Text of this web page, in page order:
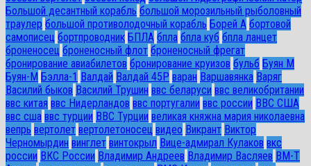
Большой десантный корабль большой морозильный рыболовный
траулер большой противолодочный корабль Борей А бортовой
самописец бортпроводник БПЛА бпла бпла куб бпла ланцет
броненосец броненосный флот броненосный фрегат
бронирование авиабилетов бронирование круизов бульб Буян М
Буян-М Бэлла-1 Валдай Валдай 45Р варан Варшавянка Варяг
Василий быков Василий Трушин ввс беларуси ввс великобритании
ввс китая ввс Нидерландов ввс португалии ввс россии ВВС США
ввс сша ввс турции ВВС Турции великая княжна мария николаевна
вепрь вертолет вертолетоносец видео Викрант Виктор
Черномырдин винглет винтокрыл Вице-адмирал Кулаков вкс
россии ВКС России Владимир Андреев Владимир Васляев ВМ-Т